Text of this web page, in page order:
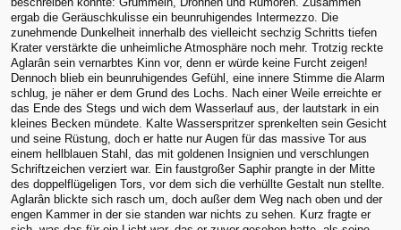
ergab die Geräuschkulisse ein beunruhigendes Intermezzo. Die
zunehmende Dunkelheit innerhalb des vielleicht sechzig Schritts tiefen
Krater verstärkte die unheimliche Atmosphäre noch mehr. Trotzig reckte
Aglarân sein vernarbtes Kinn vor, denn er würde keine Furcht zeigen!
Dennoch blieb ein beunruhigendes Gefühl, eine innere Stimme die Alarm
schlug, je näher er dem Grund des Lochs. Nach einer Weile erreichte er
das Ende des Stegs und wich dem Wasserlauf aus, der lautstark in ein
kleines Becken mündete. Kalte Wasserspritzer sprenkelten sein Gesicht
und seine Rüstung, doch er hatte nur Augen für das massive Tor aus
einem hellblauen Stahl, das mit goldenen Insignien und verschlungen
Schriftzeichen verziert war. Ein faustgroßer Saphir prangte in der Mitte
des doppelflügeligen Tors, vor dem sich die verhüllte Gestalt nun stellte.
Aglarân blickte sich rasch um, doch außer dem Weg nach oben und der
engen Kammer in der sie standen war nichts zu sehen. Kurz fragte er